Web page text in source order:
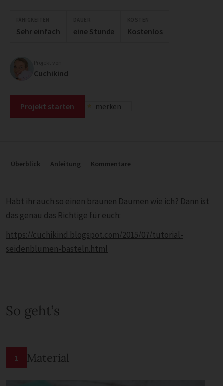
Sehr einfach eine Stunde Kostenlos
Cuchikind
Projekt starten merken
Überblick Anleitung Kommentare
Habt ihr auch so einen braunen Daumen wie ich? Dann ist
das genau das Richtige für euch:
https://cuchikind.blogspot.com/2015/07/tutorial-
seidenblumen-basteln.html
So geht’s
1 Material